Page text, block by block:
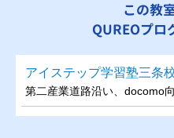
この教
QUREOプロ
アイステップ学習塾三条
第二産業道路沿い、docomo